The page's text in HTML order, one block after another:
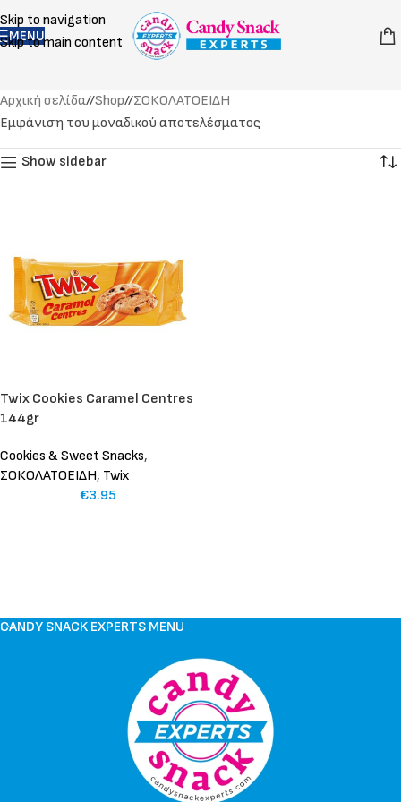
Skip to navigation
Skip to main content
MENU
Αρχική σελίδα/ Shop/ ΣΟΚΟΛΑΤΟΕΙΔΗ
Εμφάνιση του μοναδικού αποτελέσματος
Show sidebar
Twix Cookies Caramel Centres
144gr
Cookies & Sweet Snacks,
ΣΟΚΟΛΑΤΟΕΙΔΗ, Twix
€3.95
CANDY SNACK EXPERTS MENU